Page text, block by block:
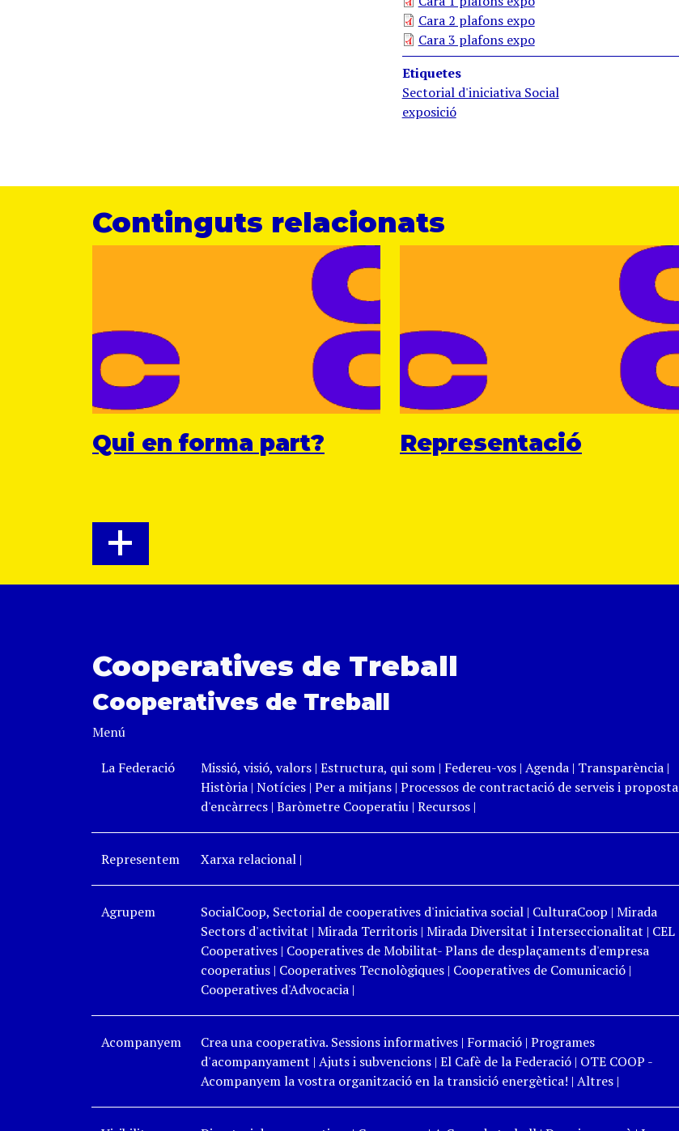
Cara 2 plafons expo
Cara 3 plafons expo
Etiquetes
Sectorial d'iniciativa Social
exposició
Continguts relacionats
Qui en forma part? Representació
+
Cooperatives de Treball
Cooperatives de Treball
Menú
La Federació
Missió, visió, valors| Estructura, qui som| Federeu-vos| Agenda | Transparència|
Història| Notícies | Per a mitjans| Processos de contractació de serveis i proposta
d'encàrrecs| Baròmetre Cooperatiu| Recursos|
Representem Xarxa relacional|
Agrupem SocialCoop, Sectorial de cooperatives d'iniciativa social| CulturaCoop | Mirada
Sectors d'activitat | Mirada Territoris| Mirada Diversitat i Interseccionalitat | CEL
Cooperatives| Cooperatives de Mobilitat- Plans de desplaçaments d'empresa
cooperatius| Cooperatives Tecnològiques| Cooperatives de Comunicació|
Cooperatives d'Advocacia|
Acompanyem Crea una cooperativa. Sessions informatives| Formació| Programes
d'acompanyament | Ajuts i subvencions| El Cafè de la Federació| OTE COOP -
Acompanyem la vostra organització en la transició energètica! | Altres|